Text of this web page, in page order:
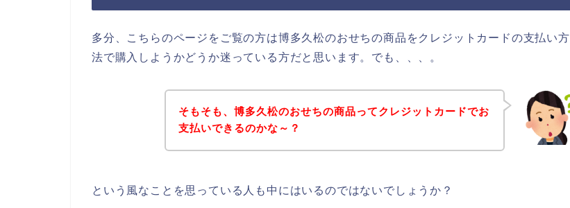
多分、こちらのページをご覧の方は博多久松のおせちの商品をクレジットカードの支払い方
法で購入しようかどうか迷っている方だと思います。でも、、、。
そもそも、博多久松のおせちの商品ってクレジットカードでお
支払いできるのかな～？
という風なことを思っている人も中にはいるのではないでしょうか？